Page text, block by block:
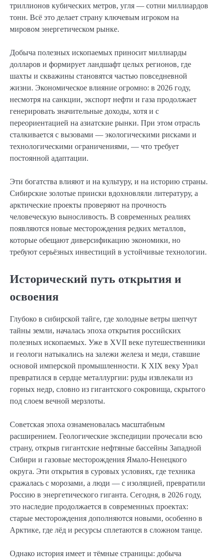
триллионов кубических метров, угля — сотни миллиардов
тонн. Всё это делает страну ключевым игроком на
мировом энергетическом рынке.
Добыча полезных ископаемых приносит миллиарды
долларов и формирует ландшафт целых регионов, где
шахты и скважины становятся частью повседневной
жизни. Экономическое влияние огромно: в 2026 году,
несмотря на санкции, экспорт нефти и газа продолжает
генерировать значительные доходы, хотя и с
переориентацией на азиатские рынки. При этом отрасль
сталкивается с вызовами — экологическими рисками и
технологическими ограничениями, — что требует
постоянной адаптации.
Эти богатства влияют и на культуру, и на историю страны.
Сибирские золотые прииски вдохновляли литературу, а
арктические проекты проверяют на прочность
человеческую выносливость. В современных реалиях
появляются новые месторождения редких металлов,
которые обещают диверсификацию экономики, но
требуют серьёзных инвестиций в устойчивые технологии.
Исторический путь открытия и
освоения
Глубоко в сибирской тайге, где холодные ветры шепчут
тайны земли, началась эпоха открытия российских
полезных ископаемых. Уже в XVII веке путешественники
и геологи натыкались на залежи железа и меди, ставшие
основой имперской промышленности. К XIX веку Урал
превратился в сердце металлургии: руды извлекали из
горных недр, словно из гигантского сокровища, скрытого
под слоем вечной мерзлоты.
Советская эпоха ознаменовалась масштабным
расширением. Геологические экспедиции прочесали всю
страну, открыв гигантские нефтяные бассейны Западной
Сибири и газовые месторождения Ямало-Ненецкого
округа. Эти открытия в суровых условиях, где техника
сражалась с морозами, а люди — с изоляцией, превратили
Россию в энергетического гиганта. Сегодня, в 2026 году,
это наследие продолжается в современных проектах:
старые месторождения дополняются новыми, особенно в
Арктике, где лёд и ресурсы сплетаются в сложном танце.
Однако история имеет и тёмные страницы: добыча